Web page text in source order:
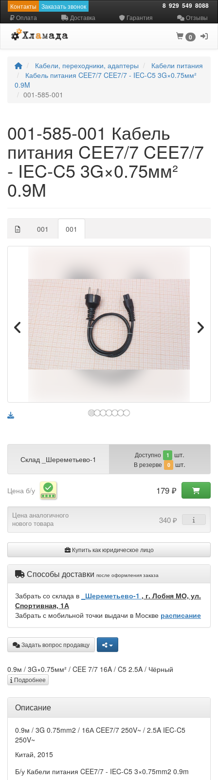
Контакты Заказать звонок 8 929 549 8088
Оплата Доставка Гарантия Отзывы
0
Кабели, переходники, адаптеры
Кабели питания
Кабель питания CEE7/7 CEE7/7 - IEC-C5 3G×0.75мм²
0.9M
001-585-001
001-585-001 Кабель
питания CEE7/7 CEE7/7
- IEC-C5 3G×0.75мм²
0.9M
001 001
Склад _Шереметьево-1 Доступно 1 шт.
В резерве 0 шт.
Цена б/у 179 ₽
Цена аналогичного
нового товара
340 ₽
Купить как юридическое лицо
Способы доставки после оформления заказа
Забрать со склада в _Шереметьево-1 , г. Лобня МО, ул.
Спортивная, 1А
Забрать с мобильной точки выдачи в Москве расписание
Задать вопрос продавцу
0.9м / 3G×0.75мм² / CEE 7/7 16A / C5 2.5A / Чёрный
Подробнее
Описание
0.9м / 3G 0.75mm2 / 16А CEE7/7 250V~ / 2.5A IEC-C5
250V~
Китай, 2015
Б/у Кабели питания CEE7/7 - IEC-C5 3×0.75mm2 0.9m